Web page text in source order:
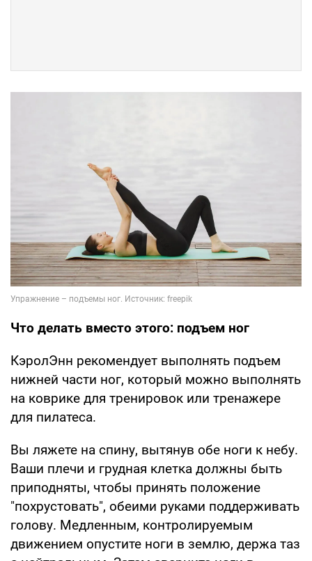
Что делать вместо этого: подъем ног
КэролЭнн рекомендует выполнять подъем
нижней части ног, который можно выполнять
на коврике для тренировок или тренажере
для пилатеса.
Вы ляжете на спину, вытянув обе ноги к небу.
Ваши плечи и грудная клетка должны быть
приподняты, чтобы принять положение
"похрустовать", обеими руками поддерживать
голову. Медленным, контролируемым
движением опустите ноги в землю, держа таз